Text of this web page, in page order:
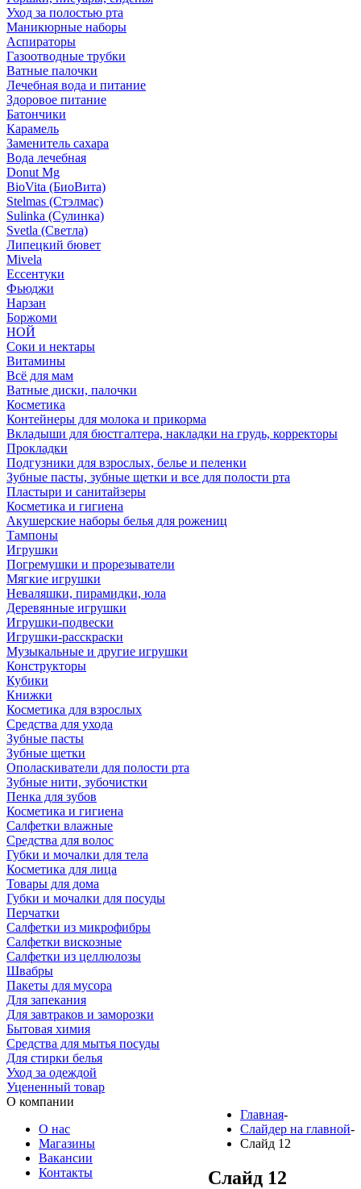
Уход за полостью рта
Маникюрные наборы
Аспираторы
Газоотводные трубки
Ватные палочки
Лечебная вода и питание
Здоровое питание
Батончики
Карамель
Заменитель сахара
Вода лечебная
Donut Mg
BioVita (БиоВита)
Stelmas (Стэлмас)
Sulinka (Сулинка)
Svetla (Светла)
Липецкий бювет
Mivela
Ессентуки
Фьюджи
Нарзан
Боржоми
НОЙ
Соки и нектары
Витамины
Всё для мам
Ватные диски, палочки
Косметика
Контейнеры для молока и прикорма
Вкладыши для бюстгалтера, накладки на грудь, корректоры
Прокладки
Подгузники для взрослых, белье и пеленки
Зубные пасты, зубные щетки и все для полости рта
Пластыри и санитайзеры
Косметика и гигиена
Акушерские наборы белья для рожениц
Тампоны
Игрушки
Погремушки и прорезыватели
Мягкие игрушки
Неваляшки, пирамидки, юла
Деревянные игрушки
Игрушки-подвески
Игрушки-расскраски
Музыкальные и другие игрушки
Конструкторы
Кубики
Книжки
Косметика для взрослых
Средства для ухода
Зубные пасты
Зубные щетки
Ополаскиватели для полости рта
Зубные нити, зубочистки
Пенка для зубов
Косметика и гигиена
Салфетки влажные
Средства для волос
Губки и мочалки для тела
Косметика для лица
Товары для дома
Губки и мочалки для посуды
Перчатки
Салфетки из микрофибры
Салфетки вискозные
Салфетки из целлюлозы
Швабры
Пакеты для мусора
Для запекания
Для завтраков и заморозки
Бытовая химия
Средства для мытья посуды
Для стирки белья
Уход за одеждой
Уцененный товар
Главная-
Слайдер на главной-
Слайд 12
Слайд 12
О компании
О нас
Магазины
Вакансии
Контакты